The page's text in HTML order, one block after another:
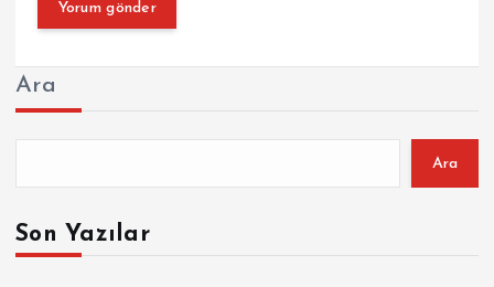
Ara
Ara
Son Yazılar